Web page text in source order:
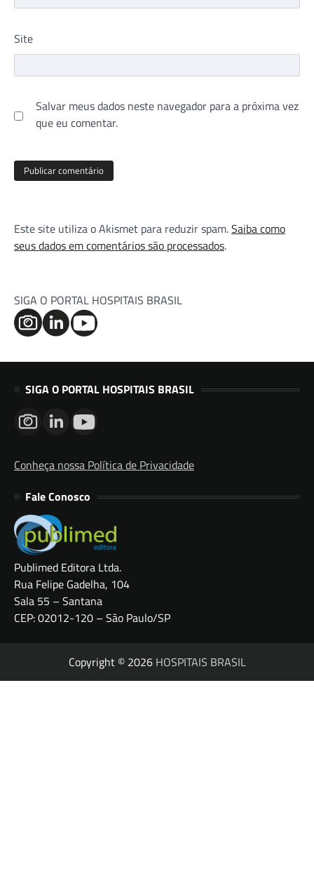
Site
Salvar meus dados neste navegador para a próxima vez
que eu comentar.
Este site utiliza o Akismet para reduzir spam.Saiba como
seus dados em comentários são processados.
SIGA O PORTAL HOSPITAIS BRASIL
SIGA O PORTAL HOSPITAIS BRASIL
Conheça nossa Política de Privacidade
Fale Conosco
Publimed Editora Ltda.
Rua Felipe Gadelha, 104
Sala 55 – Santana
CEP: 02012-120 – São Paulo/SP
Copyright © 2026 HOSPITAIS BRASIL